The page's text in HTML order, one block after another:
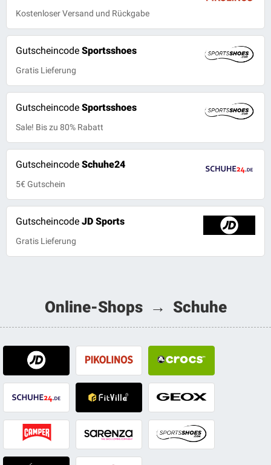
Kostenloser Versand und Rückgabe
Gutscheincode Sportsshoes
Gratis Lieferung
Gutscheincode Sportsshoes
Sale! Bis zu 80% Rabatt
Gutscheincode Schuhe24
5€ Gutschein
Gutscheincode JD Sports
Gratis Lieferung
Online-Shops → Schuhe